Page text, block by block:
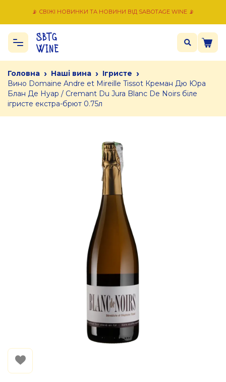
📡 СВІЖІ НОВИНКИ ТА НОВИНИ ВІД SABOTAGE WINE 📡
Головна › Наші вина › Ігристе ›
Вино Domaine Andre et Mireille Tissot Креман Дю Юра
Блан Де Нуар / Cremant Du Jura Blanc De Noirs біле
ігристе екстра-брют 0.75л